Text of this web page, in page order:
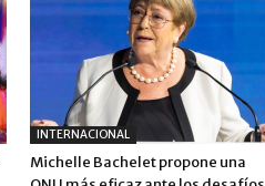
INTERNACIONAL
Michelle Bachelet propone una